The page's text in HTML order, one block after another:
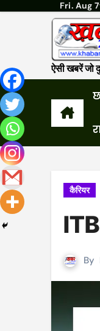
Fri. Aug
ऐसी खबरें जो
कैरियर
By